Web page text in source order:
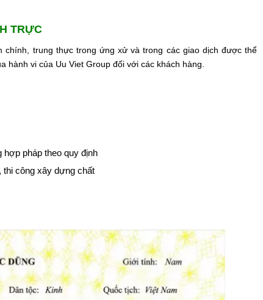
TRỰC
chính, trung thực trong ứng xử và trong các giao dịch được thể
hành vi của Uu Viet Group đối với các khách hàng.
pháp theo quy định
thi công xây dựng chất